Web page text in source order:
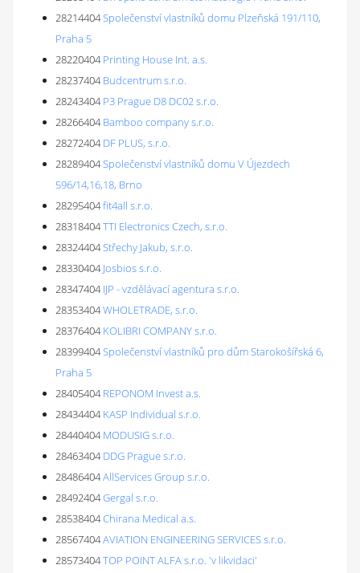
28214404Společenství vlastníků domu Plzeňská 191/110,
Praha 5
28220404 Printing House Int. a.s.
28237404 Budcentrum s.r.o.
28243404 P3 Prague D8 DC02 s.r.o.
28266404 Bamboo company s.r.o.
28272404 DF PLUS, s.r.o.
28289404Společenství vlastníků domu V Újezdech
596/14,16,18, Brno
28295404fit4all s.r.o.
28318404TTI Electronics Czech, s.r.o.
28324404Střechy Jakub, s.r.o.
28330404 Josbios s.r.o.
28347404 IJP - vzdělávací agentura s.r.o.
28353404WHOLETRADE, s.r.o.
28376404 KOLIBRI COMPANY s.r.o.
28399404Společenství vlastníků pro dům Starokošířská 6,
Praha 5
28405404 REPONOM Invest a.s.
28434404 KASP Individual s.r.o.
28440404 MODUSIG s.r.o.
28463404 DDG Prague s.r.o.
28486404AllServices Group s.r.o.
28492404Gergal s.r.o.
28538404Chirana Medical a.s.
28567404AVIATION ENGINEERING SERVICES s.r.o.
28573404TOP POINT ALFA s.r.o. 'v likvidaci'